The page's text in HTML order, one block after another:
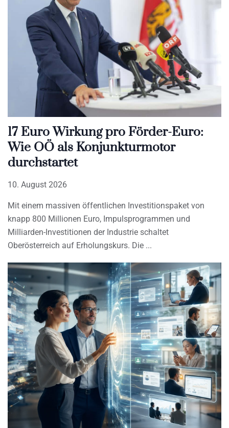
17 Euro Wirkung pro Förder-Euro:
Wie OÖ als Konjunkturmotor
durchstartet
10. August 2026
Mit einem massiven öffentlichen Investitionspaket von
knapp 800 Millionen Euro, Impulsprogrammen und
Milliarden-Investitionen der Industrie schaltet
Oberösterreich auf Erholungskurs. Die